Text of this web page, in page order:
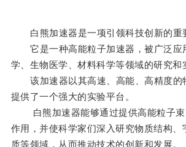
白熊加速器是一项引领科技创新的重
它是一种高能粒子加速器，被广泛应
学、生物医学、材料科学等领域的研究和
该加速器以其高速、高能、高精度的
提供了一个强大的实验平台。
白熊加速器能够通过提供高能粒子束
作用，并使科学家们深入研究物质结构、
质等领域，从而推动技术的创新和发展。